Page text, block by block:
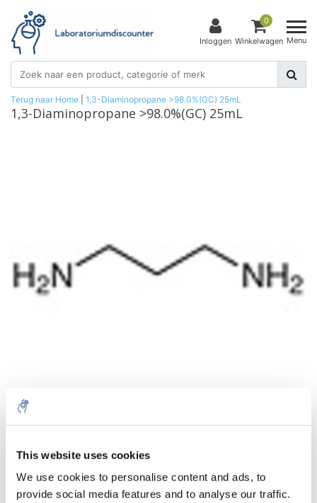
This website uses cookies
We use cookies to personalise content and ads, to
provide social media features and to analyse our traffic.
Inloggen
0
Winkelwagen Menu
Terug naar Home 1,3-Diaminopropane >98.0%(GC) 25mL
1,3-Diaminopropane >98.0%(GC) 25mL
1 Stuk Excl. btw
€25,05
Incl. btw